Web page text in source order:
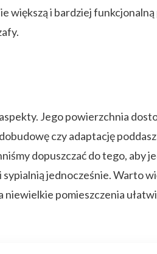
większą i bardziej
Jego powierzchnia
czy adaptację
dopuszczać do tego, aby
jednocześnie. Warto
pomieszczenia